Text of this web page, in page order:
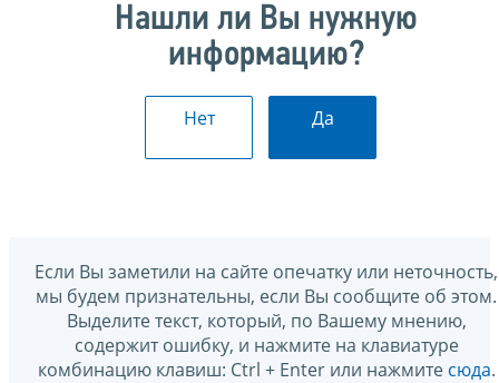
Нашли ли Вы нужную
информацию?
Нет Да
Если Вы заметили на сайте опечатку или неточность,
мы будем признательны, если Вы сообщите об этом.
Выделите текст, который, по Вашему мнению,
содержит ошибку, и нажмите на клавиатуре
комбинацию клавиш: Ctrl + Enter или нажмите сюда.